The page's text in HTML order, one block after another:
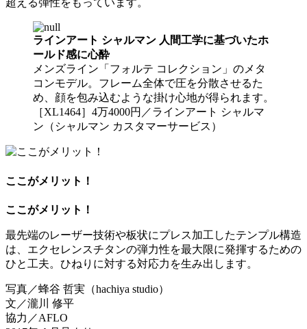
超える弾性をもっています。
ラインアート シャルマン 人間工学に基づいたホ
ールド感に心酔
メンズライン「フォルテ コレクション」のメタ
コンモデル。フレーム全体で圧を分散させるた
め、顔を包み込むような掛け心地が得られます。
［XL1464］4万4000円／ラインアート シャルマ
ン（シャルマン カスタマーサービス）
ここがメリット！
ここがメリット！
最先端のレーザー技術や板状にプレス加工したテンプル構造
は、エクセレンスチタンの弾力性を最大限に発揮するための
ひと工夫。ひねりに対する対応力を生み出します。
写真／蜂谷 哲実（hachiya studio）
文／瀧川 修平
協力／AFLO